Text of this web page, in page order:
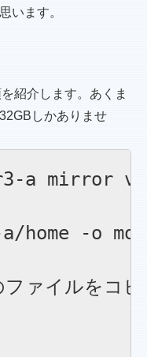
います。
紹介します。あくま
しかありませ
mirror vdb
-o
ファイルを